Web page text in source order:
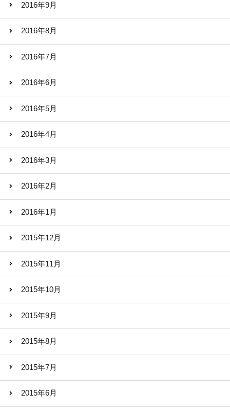
2016年9月
2016年8月
2016年7月
2016年6月
2016年5月
2016年4月
2016年3月
2016年2月
2016年1月
2015年12月
2015年11月
2015年10月
2015年9月
2015年8月
2015年7月
2015年6月